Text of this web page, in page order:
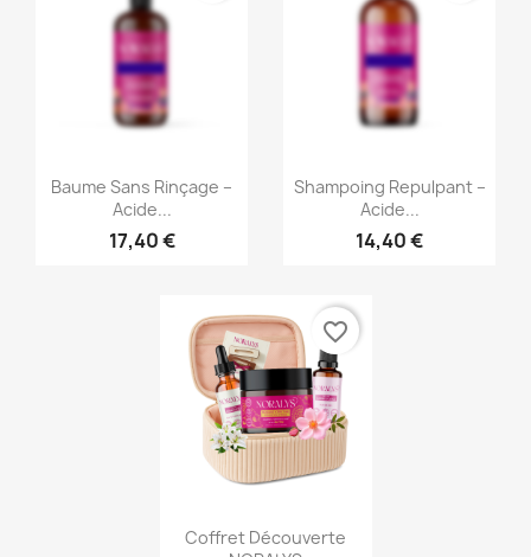
Aperçu rapide
Baume Sans Rinçage –
Acide...
17,40 €
Aperçu rapide
Shampoing Repulpant –
Acide...
14,40 €
Aperçu rapide
Coffret Découverte
favorite_border